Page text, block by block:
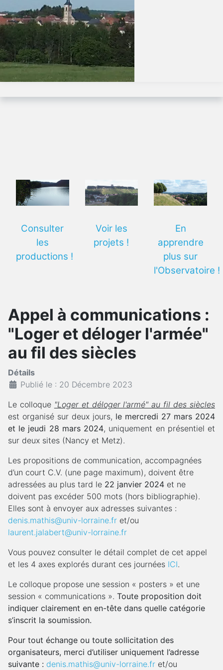
Consulter
les
productions !
Voir les
projets !
En
apprendre
plus sur
l'Observatoire !
Appel à communications :
"Loger et déloger l'armée"
au fil des siècles
Détails
Publié le : 20 Décembre 2023
Le colloque "Loger et déloger l'armé" au fil des siècles
est organisé sur deux jours, le mercredi 27 mars 2024
et le jeudi 28 mars 2024, uniquement en présentiel et
sur deux sites (Nancy et Metz).
Les propositions de communication, accompagnées
d’un court C.V. (une page maximum), doivent être
adressées au plus tard le 22 janvier 2024 et ne
doivent pas excéder 500 mots (hors bibliographie).
Elles sont à envoyer aux adresses suivantes :
denis.mathis@univ-lorraine.fr et/ou
laurent.jalabert@univ-lorraine.fr
Vous pouvez consulter le détail complet de cet appel
et les 4 axes explorés durant ces journées ICI.
Le colloque propose une session « posters » et une
session « communications ». Toute proposition doit
indiquer clairement en en-tête dans quelle catégorie
s’inscrit la soumission.
Pour tout échange ou toute sollicitation des
organisateurs, merci d’utiliser uniquement l’adresse
suivante : denis.mathis@univ-lorraine.fr et/ou